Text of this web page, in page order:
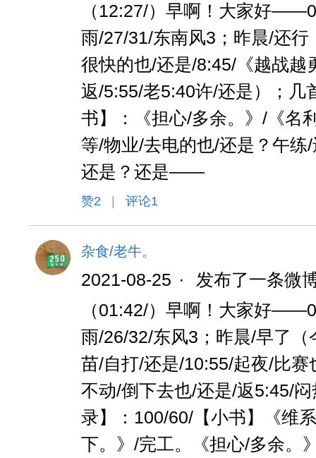
（12:27/）早啊！大家好
雨/27/31/东南风3；昨晨/还
很快的也/还是/8:45/《越战越
返/5:55/老5:40许/还是）；几
书】：《担心/多余。》/《名
等/物业/去电的也/还是？午
还是？还是——
赞2 评论1
杂食/老牛。
2021-08-25 ·
发布了一条微
（01:42/）早啊！大家好
雨/26/32/东风3；昨晨/早了
苗/自打/还是/10:55/起夜/比
不动/倒下去也/还是/返5:45/
录】：100/60/【小书】《维
下。》/完工。《担心/多余。